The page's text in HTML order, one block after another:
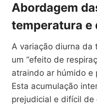
Abordagem
temperatura e
A variação diurna da
um “efeito de
atraindo ar húmido e
Esta acumulação
prejudicial e difícil